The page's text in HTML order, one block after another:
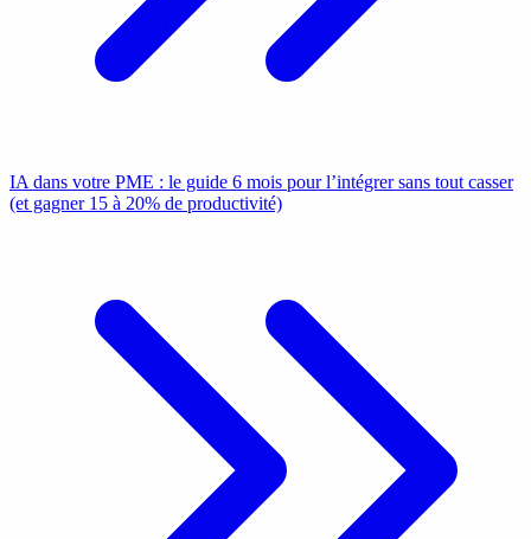
IA dans votre PME : le guide 6 mois pour l’intégrer sans tout casser
(et gagner 15 à 20% de productivité)